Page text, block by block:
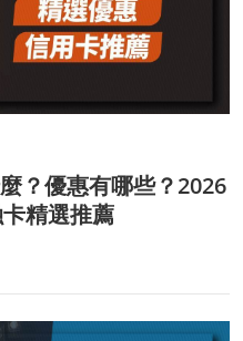
？優惠有哪些？2026
精選推薦